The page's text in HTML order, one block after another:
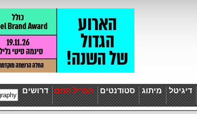
דיגיטל מיתוג סטודנטים המייל החם דרושים